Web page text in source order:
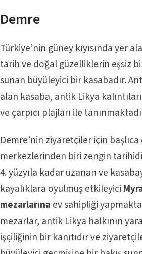
Demre
Türkiye’nin güney kıyısında yer
tarih ve doğal güzelliklerin eşsiz bir
sunan büyüleyici bir kasabadır.
alan kasaba, antik Likya
ve çarpıcı plajları ile
Demre’nin ziyaretçiler için
merkezlerinden biri zengin
4. yüzyıla kadar uzanan ve
kayalıklara oyulmuş etkileyici
mezarlarına ev sahipliği
mezarlar, antik Likya halkının
işçiliğinin bir kanıtıdır ve